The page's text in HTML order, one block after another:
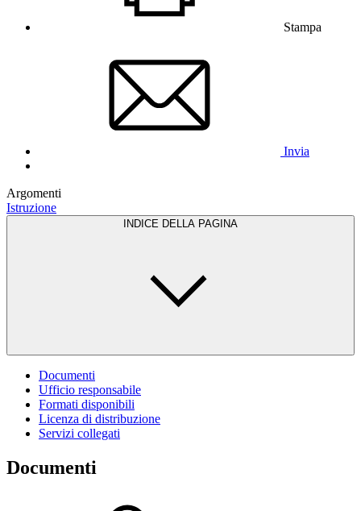
Stampa
Invia
Argomenti
Istruzione
INDICE DELLA PAGINA
Documenti
Ufficio responsabile
Formati disponibili
Licenza di distribuzione
Servizi collegati
Documenti